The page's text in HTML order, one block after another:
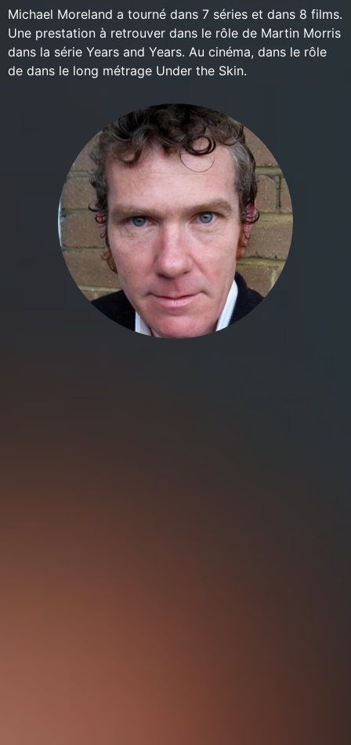
Michael Moreland a tourné dans 7 séries et dans 8 films.
Une prestation à retrouver dans le rôle de Martin Morris
dans la série Years and Years. Au cinéma, dans le rôle
de dans le long métrage Under the Skin.